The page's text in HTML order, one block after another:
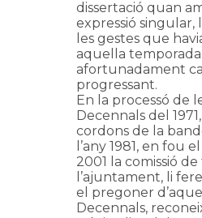
dissertació quan
expressió singular,
les gestes que
aquella
afortunadament
progressant.
En la processó de
Decennals del
cordons de la
l’any 1981, en fou
2001 la comissió de
l’ajuntament, li
el pregoner
Decennals,